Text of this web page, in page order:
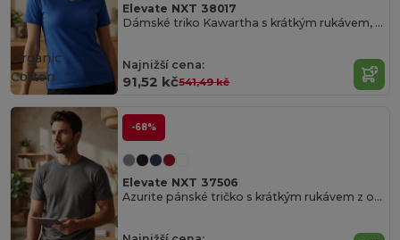
Elevate NXT 38017
Dámské triko Kawartha s krátkým rukávem, organická bavlna
Najnižší cena:
91,52 kč541,49 kč
Organic
Cotton
-68%
Elevate NXT 37506
Azurite pánské tričko s krátkým rukávem z organického materiálu